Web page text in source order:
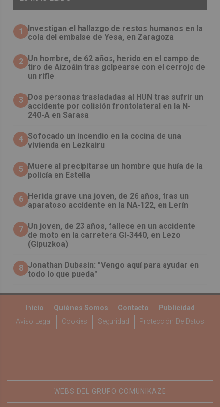
1
Investigan el hallazgo de restos humanos en la
cola del embalse de Yesa, en Zaragoza
2 Un hombre, de 62 años, herido en el campo de
tiro de Aizoáin tras golpearse con el cerrojo de
un rifle
3
​Dos personas trasladadas al HUN tras sufrir un
accidente por colisión frontolateral en la N-
240-A en Sarasa
4 Sofocado un incendio en la cocina de una
vivienda en Lezkairu
5
Muere al precipitarse un hombre que huía de la
policía en Estella
6 Herida grave una joven, de 26 años, tras un
aparatoso accidente en la NA-122, en Lerín
7 Un joven, de 23 años, fallece en un accidente
de moto en la carretera GI-3440, en Lezo
(Gipuzkoa)
8 Jonathan Dubasin: "Vengo aquí para ayudar en
todo lo que pueda"
Inicio Quiénes Somos Contacto
Publicidad
Aviso Legal
Cookies Seguridad Protección De Datos
WEBS DEL GRUPO COMUNIKAZE